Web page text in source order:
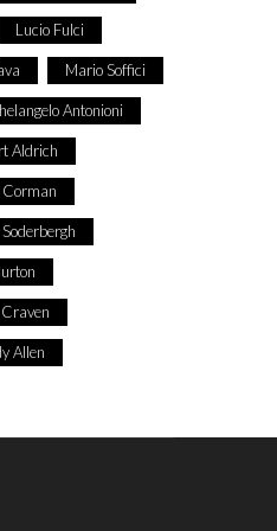
Lucio Fulci
Mario Soffici
Antonioni
Aldrich
Corman
Allen